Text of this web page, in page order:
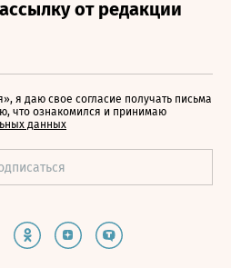
я даю свое согласие получать письма
что ознакомился и принимаю
данных